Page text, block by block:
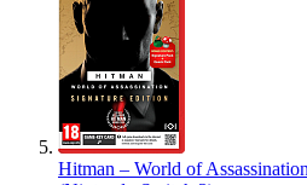
Hitman – World of